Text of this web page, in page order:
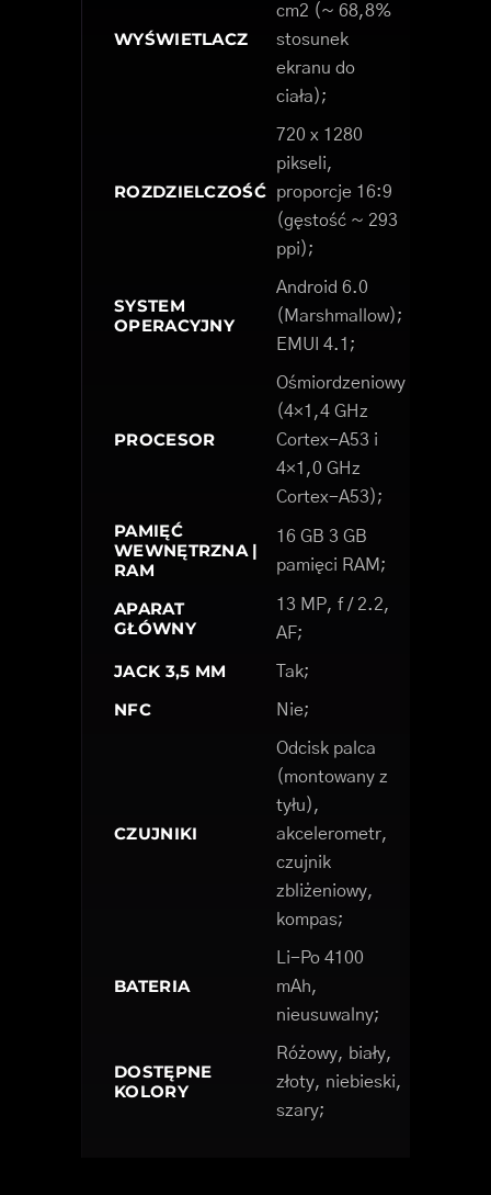
WYŚWIETLACZ
cm2 (~ 68,8%
stosunek
ekranu do
ciała);
ROZDZIELCZOŚĆ
720 x 1280
pikseli,
proporcje 16:9
(gęstość ~ 293
ppi);
SYSTEM
OPERACYJNY
Android 6.0
(Marshmallow);
EMUI 4.1;
PROCESOR
Ośmiordzeniowy
(4×1,4 GHz
Cortex-A53 i
4×1,0 GHz
Cortex-A53);
PAMIĘĆ
WEWNĘTRZNA |
RAM
16 GB 3 GB
pamięci RAM;
APARAT
GŁÓWNY
13 MP, f / 2.2,
AF;
JACK 3,5 MM Tak;
NFC Nie;
CZUJNIKI
Odcisk palca
(montowany z
tyłu),
akcelerometr,
czujnik
zbliżeniowy,
kompas;
BATERIA
Li-Po 4100
mAh,
nieusuwalny;
DOSTĘPNE
KOLORY
Różowy, biały,
złoty, niebieski,
szary;